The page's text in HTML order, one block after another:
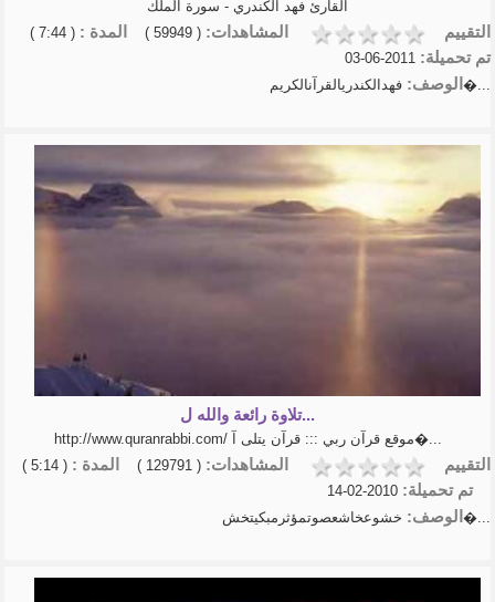
القارئ فهد الكندري - سورة الملك
التقييم المشاهدات: ( 59949 ) المدة : ( 7:44 )
تم تحميلة:
الوصف: فهدالكندريالقرآنالكريم�...
تلاوة رائعة والله ل...
http://www.quranrabbi.com/ موقع قرآن ربي ::: قرآن يتلى آ�...
التقييم المشاهدات: ( 129791 ) المدة : ( 5:14 )
تم تحميلة: 2010-02-14
الوصف: خشوعخاشعصوتمؤثرمبكيتخش�...